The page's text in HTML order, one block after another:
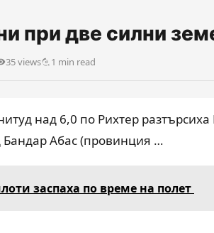
при две силни
35 views 1 min read
над 6,0 по Рихтер
Бандар Абас (провинция …
заспаха по време на полет